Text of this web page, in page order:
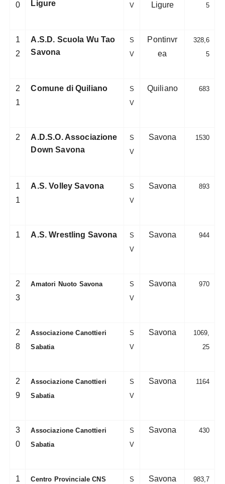
0
Ligure
V
Ligure
5
1
2
A.S.D. Scuola Wu Tao
Savona
S
V
Pontinvr
ea
328,6
5
2
1
Comune di Quiliano
S
V
Quiliano 683
2
A.D.S.O. Associazione
Down Savona
S
V
Savona 1530
1
1
A.S. Volley Savona
S
V
Savona 893
1 A.S. Wrestling Savona
S
V
Savona 944
2
3
Amatori Nuoto Savona
S
V
Savona 970
2
8
Associazione Canottieri
Sabatia
S
V
Savona
1069,
25
2
9
Associazione Canottieri
Sabatia
S
V
Savona 1164
3
0
Associazione Canottieri
Sabatia
S
V
Savona 430
1
Centro Provinciale CNS
S
Savona
983,7